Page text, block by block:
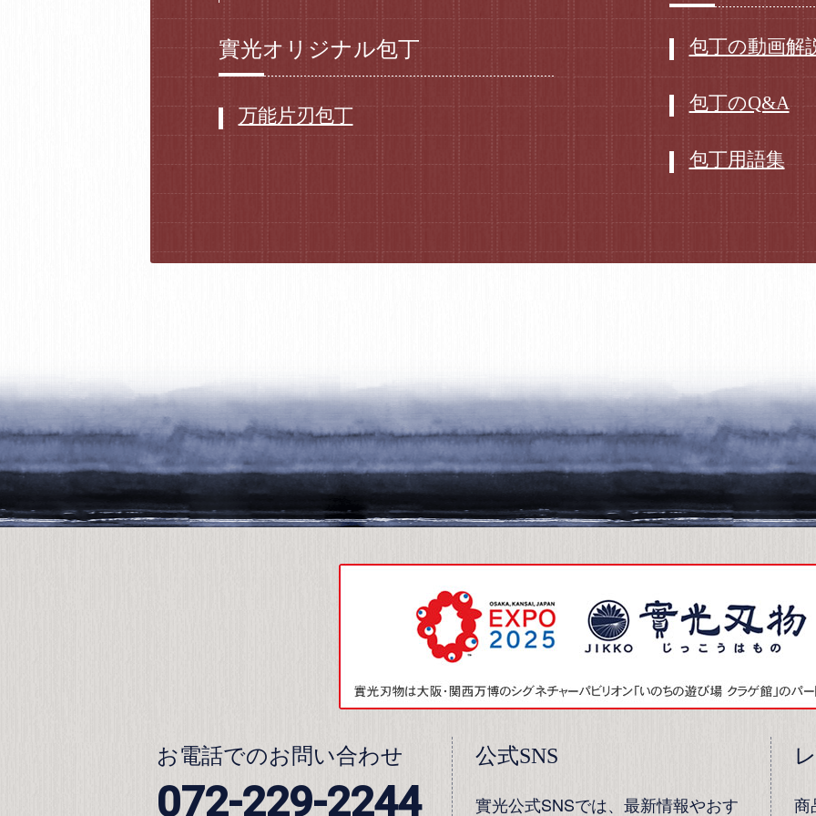
實光オリジナル包丁
万能片刃包丁
包丁の動画解
包丁のQ&A
包丁用語集
お電話でのお問い合わせ
072-229-2244
公式SNS
實光公式SNSでは、最新情報やおす 商